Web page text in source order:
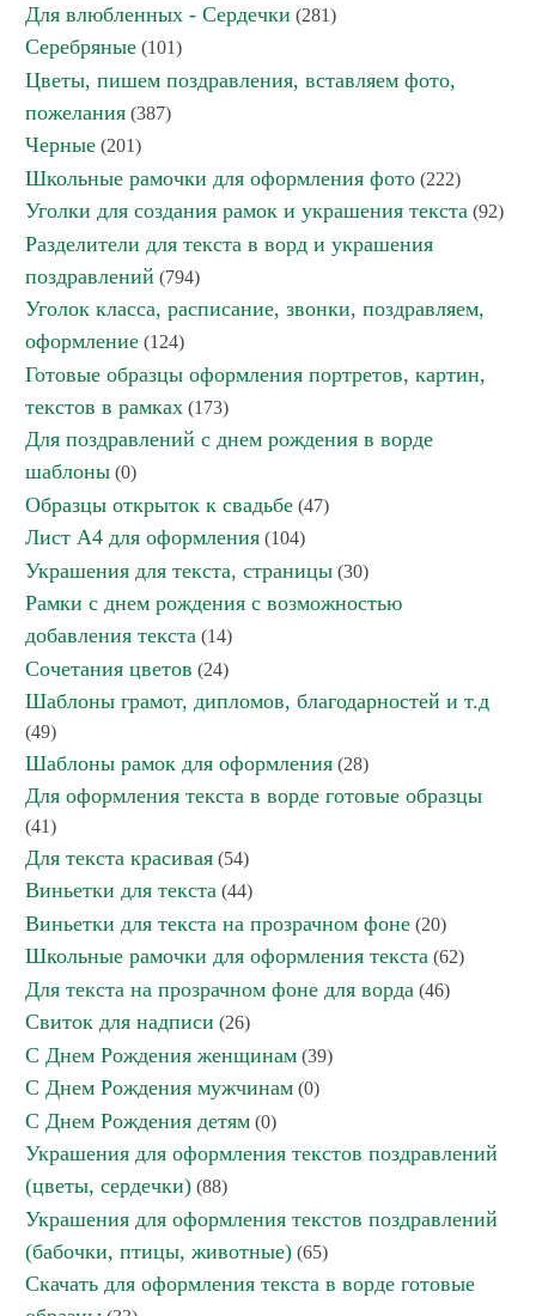
Для влюбленных - Сердечки (281)
Серебряные (101)
Цветы, пишем поздравления, вставляем фото,
пожелания (387)
Черные (201)
Школьные рамочки для оформления фото (222)
Уголки для создания рамок и украшения текста (92)
Разделители для текста в ворд и украшения
поздравлений (794)
Уголок класса, расписание, звонки, поздравляем,
оформление (124)
Готовые образцы оформления портретов, картин,
текстов в рамках (173)
Для поздравлений с днем рождения в ворде
шаблоны (0)
Образцы открыток к свадьбе (47)
Лист А4 для оформления (104)
Украшения для текста, страницы (30)
Рамки с днем рождения с возможностью
добавления текста (14)
Сочетания цветов (24)
Шаблоны грамот, дипломов, благодарностей и т.д
(49)
Шаблоны рамок для оформления (28)
Для оформления текста в ворде готовые образцы
(41)
Для текста красивая (54)
Виньетки для текста (44)
Виньетки для текста на прозрачном фоне (20)
Школьные рамочки для оформления текста (62)
Для текста на прозрачном фоне для ворда (46)
Свиток для надписи (26)
С Днем Рождения женщинам (39)
С Днем Рождения мужчинам (0)
С Днем Рождения детям (0)
Украшения для оформления текстов поздравлений
(цветы, сердечки) (88)
Украшения для оформления текстов поздравлений
(бабочки, птицы, животные) (65)
Скачать для оформления текста в ворде готовые